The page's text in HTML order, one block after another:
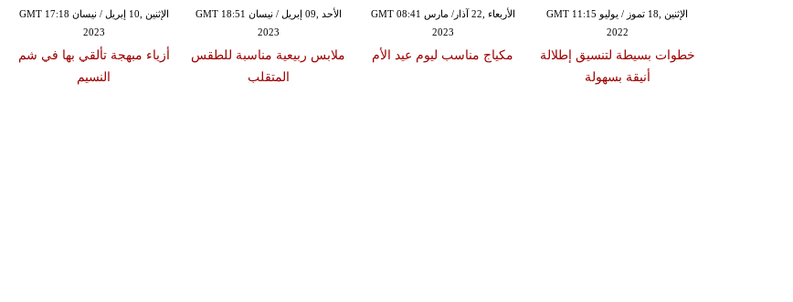
الإثنين ,10 إبريل / نيسان GMT 17:18
2023
أزياء مبهجة تألقي بها في شم
النسيم
الأحد ,09 إبريل / نيسان GMT 18:51
2023
ملابس ربيعية مناسبة للطقس
المتقلب
الأربعاء ,22 آذار/ مارس GMT 08:41
2023
مكياج مناسب ليوم عيد الأم
الإثنين ,18 تموز / يوليو GMT 11:15
2022
خطوات بسيطة لتنسيق إطلالة
أنيقة بسهولة